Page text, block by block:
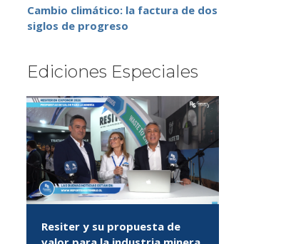
Cambio climático: la factura de dos
siglos de progreso
Ediciones Especiales
Resiter y su propuesta de